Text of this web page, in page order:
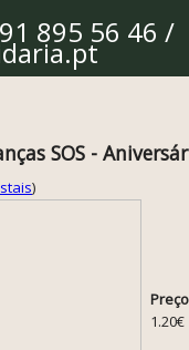
895 56 46 /
SOS -
)
1.20€